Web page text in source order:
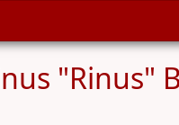
"Rinus"